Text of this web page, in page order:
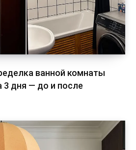
ванной комнаты
3 дня — до и после